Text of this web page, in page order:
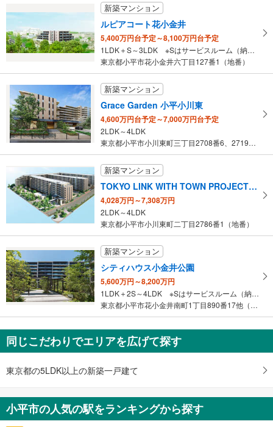
未定
建物面積 -
新築マンション
ルピアコート花小金井
5,400万円台予定～8,100万円台予定
1LDK＋S～3LDK ※Sはサービスルーム（納戸）です。
東京都小平市花小金井六丁目127番1（地番）
新築マンション
Grace Garden 小平小川東
4,600万円台予定～7,000万円台予定
2LDK～4LDK
東京都小平市小川東町三丁目2708番6、2719番7（地番）
新築マンション
TOKYO LINK WITH TOWN PROJECT（東京リンクウィズタウンプロジェクト）
4,028万円～7,308万円
2LDK～4LDK
東京都小平市小川東町二丁目2786番1（地番）
新築マンション
シティハウス小金井公園
5,600万円～8,200万円
1LDK＋2S～4LDK ※Sはサービスルーム（納戸）です。
東京都小平市花小金井南町1丁目890番17他（地番）
同じこだわりでエリアを広げて探す
東京都の5LDK以上の新築一戸建て
小平市の人気の駅をランキングから探す